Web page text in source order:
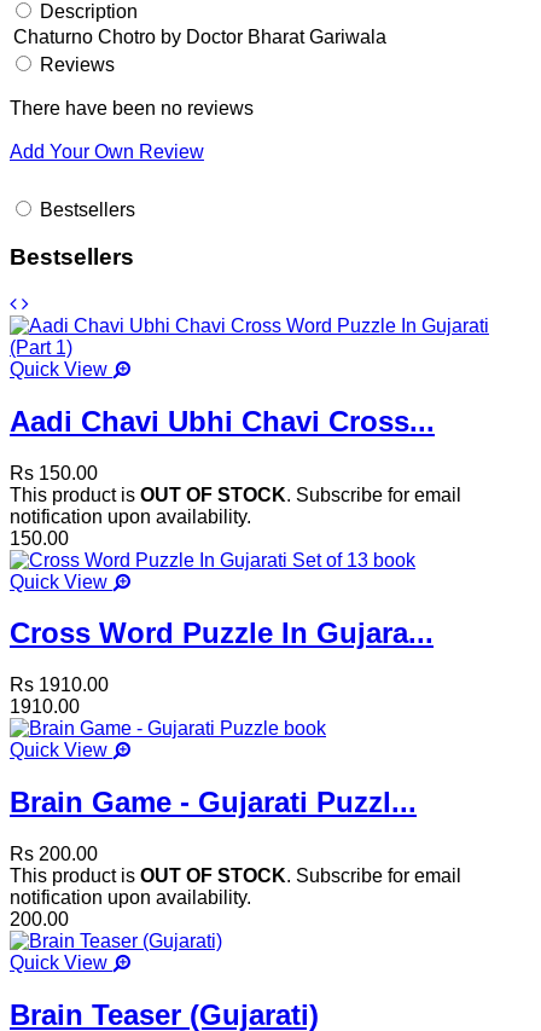
Description
Chaturno Chotro by Doctor Bharat Gariwala
Reviews
There have been no reviews
Add Your Own Review
Bestsellers
Bestsellers
Quick View
Aadi Chavi Ubhi Chavi Cross...
Rs 150.00
This product is OUT OF STOCK. Subscribe for email
notification upon availability.
150.00
Quick View
Cross Word Puzzle In Gujara...
Rs 1910.00
1910.00
Quick View
Brain Game - Gujarati Puzzl...
Rs 200.00
This product is OUT OF STOCK. Subscribe for email
notification upon availability.
200.00
Quick View
Brain Teaser (Gujarati)